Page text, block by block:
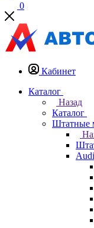
0
Кабинет
Каталог
Назад
Каталог
Штатные
Audi